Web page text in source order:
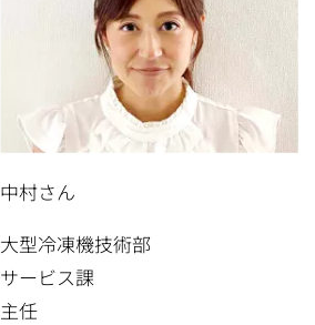
中村さん
大型冷凍機技術部
サービス課
主任